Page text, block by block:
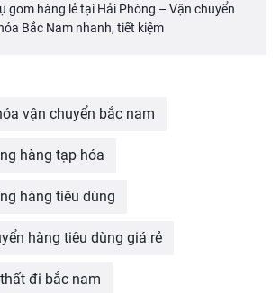
gom hàng lẻ tại Hải Phòng – Vận chuyển
Bắc Nam nhanh, tiết kiệm
vận chuyển bắc nam
hàng tạp hóa
hàng tiêu dùng
hàng tiêu dùng giá rẻ
đi bắc nam